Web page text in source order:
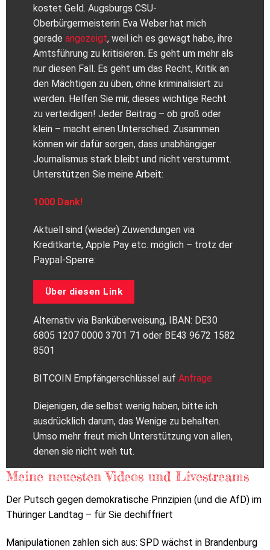
kostet Geld. Augsburgs CSU-
Oberbürgermeisterin Eva Weber hat mich
gerade angezeigt, weil ich es gewagt habe, ihre
Amtsführung zu kritisieren. Es geht um mehr als
nur diesen Fall. Es geht um das Recht, Kritik an
den Mächtigen zu üben, ohne kriminalisiert zu
werden. Helfen Sie mir, dieses wichtige Recht
zu verteidigen! Jeder Beitrag – ob groß oder
klein – macht einen Unterschied. Zusammen
können wir dafür sorgen, dass unabhängiger
Journalismus stark bleibt und nicht verstummt.
Unterstützen Sie meine Arbeit:
1000 Dank!
Aktuell sind (wieder) Zuwendungen via
Kreditkarte, Apple Pay etc. möglich – trotz der
Paypal-Sperre:
Über diesen Link
Alternativ via Banküberweisung, IBAN: DE30
6805 1207 0000 3701 71 oder BE43 9672 1582
8501
BITCOIN Empfängerschlüssel auf Anfrage
Diejenigen, die selbst wenig haben, bitte ich
ausdrücklich darum, das Wenige zu behalten.
Umso mehr freut mich Unterstützung von allen,
denen sie nicht weh tut.
Meine neuesten Videos und Livestreams
Der Putsch gegen demokratische Prinzipien (und die AfD) im
Thüringer Landtag – für Sie dechiffriert
Manipulationen zahlen sich aus: SPD wächst in Brandenburg